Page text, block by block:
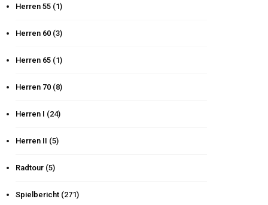
Herren 55 (1)
Herren 60 (3)
Herren 65 (1)
Herren 70 (8)
Herren I (24)
Herren II (5)
Radtour (5)
Spielbericht (271)